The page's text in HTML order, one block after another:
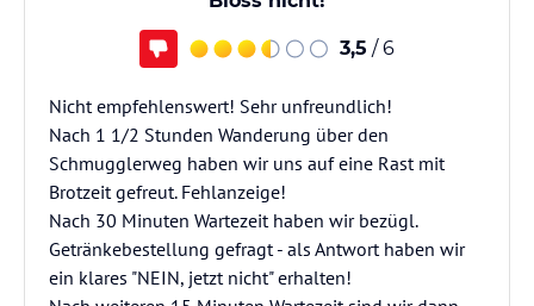
3,5 / 6
Nicht empfehlenswert! Sehr unfreundlich!
Nach 1 1/2 Stunden Wanderung über den
Schmugglerweg haben wir uns auf eine Rast mit
Brotzeit gefreut. Fehlanzeige!
Nach 30 Minuten Wartezeit haben wir bezügl.
Getränkebestellung gefragt - als Antwort haben wir
ein klares "NEIN, jetzt nicht" erhalten!